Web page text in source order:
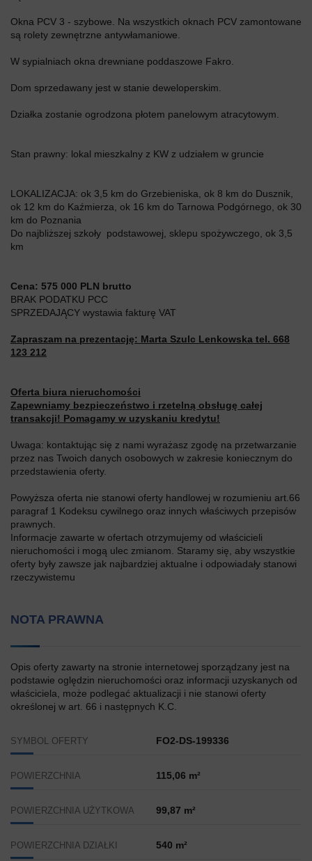
Okna PCV 3 - szybowe. Na wszystkich oknach PCV zamontowane
są rolety zewnętrzne antywłamaniowe.
W sypialniach okna drewniane poddaszowe Fakro.
Dom sprzedawany jest w stanie deweloperskim.
Działka zostanie ogrodzona płotem panelowym atracytowym.
Stan prawny: lokal mieszkalny z KW z udziałem w gruncie
LOKALIZACJA: ok 3,5 km do Grzebieniska, ok 8 km do Dusznik,
ok 12 km do Kaźmierza, ok 16 km do Tarnowa Podgórnego, ok 30
km do Poznania
Do najbliższej szkoły podstawowej, sklepu spożywczego, ok 3,5
km
Cena: 575 000 PLN brutto
BRAK PODATKU PCC
SPRZEDAJĄCY wystawia fakturę VAT
Zapraszam na prezentację: Marta Szulc Lenkowska tel. 668
123 212
Oferta biura nieruchomości
Zapewniamy bezpieczeństwo i rzetelną obsługę całej
transakcji! Pomagamy w uzyskaniu kredytu!
Uwaga: kontaktując się z nami wyrażasz zgodę na przetwarzanie
przez nas Twoich danych osobowych w zakresie koniecznym do
przedstawienia oferty.
Powyższa oferta nie stanowi oferty handlowej w rozumieniu art.66
paragraf 1 Kodeksu cywilnego oraz innych właściwych przepisów
prawnych.
Informacje zawarte w ofertach otrzymujemy od właścicieli
nieruchomości i mogą ulec zmianom. Staramy się, aby wszystkie
oferty były zawsze jak najbardziej aktualne i odpowiadały stanowi
rzeczywistemu
NOTA PRAWNA
Opis oferty zawarty na stronie internetowej sporządzany jest na
podstawie oględzin nieruchomości oraz informacji uzyskanych od
właściciela, może podlegać aktualizacji i nie stanowi oferty
określonej w art. 66 i następnych K.C.
SYMBOL OFERTY FO2-DS-199336
POWIERZCHNIA 115,06 m²
POWIERZCHNIA UŻYTKOWA 99,87 m²
POWIERZCHNIA DZIAŁKI 540 m²